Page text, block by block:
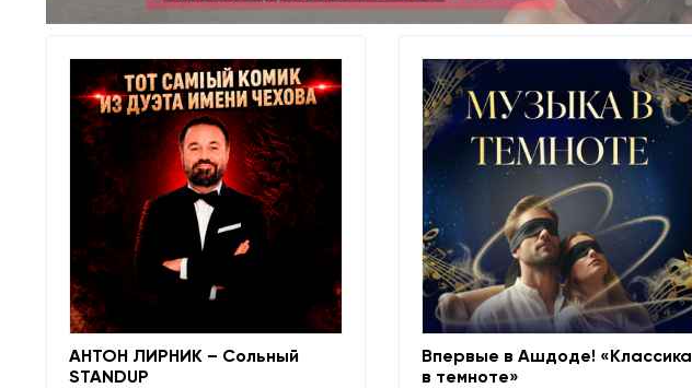
АНТОН ЛИРНИК – Сольный
STANDUP
Впервые в Ашдоде! «Классика
в темноте»